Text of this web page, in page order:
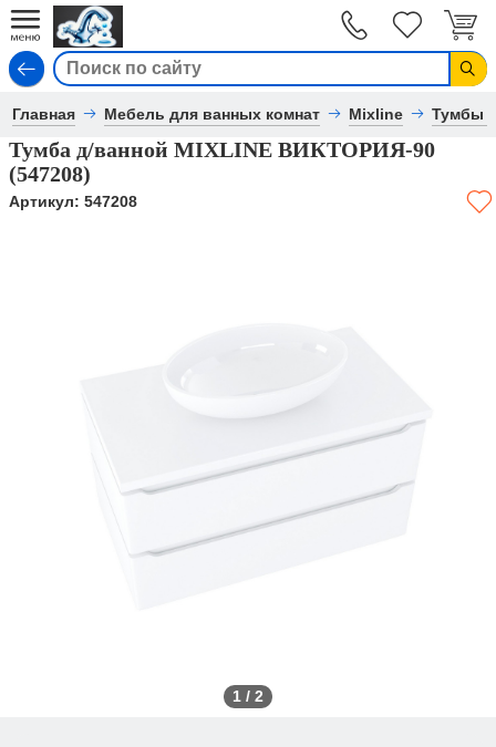
Главная Мебель для ванных комнат Mixline Тумбы
Тумба д/ванной MIXLINE ВИКТОРИЯ-90
(547208)
Артикул: 547208
1 / 2